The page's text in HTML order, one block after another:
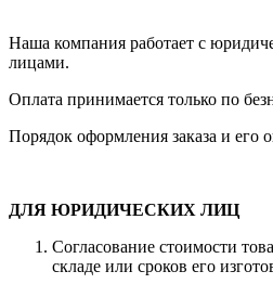
Наша компания работает с
лицами.
Оплата принимается только по
Порядок оформления заказа и его
ДЛЯ ЮРИДИЧЕСКИХ ЛИЦ
Согласование стоимости
складе или сроков его